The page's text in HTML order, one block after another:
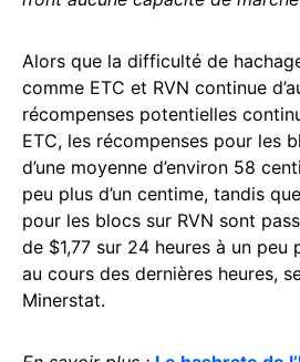
Alors que la difficulté de
comme ETC et RVN continue
récompenses potentielles
ETC, les récompenses pour les
d’une moyenne d’environ 58
peu plus d’un centime, tandis
pour les blocs sur RVN sont
de $1,77 sur 24 heures à un peu
au cours des dernières heures,
Minerstat.